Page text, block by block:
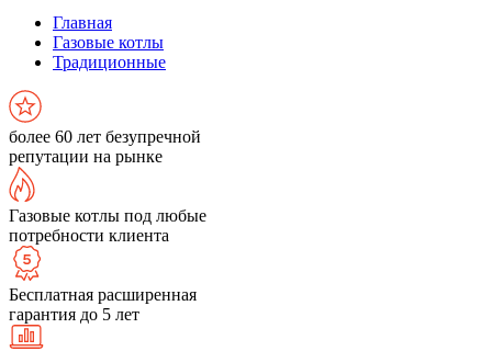
Главная
Газовые котлы
Традиционные
более 60 лет безупречной
репутации на рынке
Газовые котлы под любые
потребности клиента
Бесплатная расширенная
гарантия до 5 лет